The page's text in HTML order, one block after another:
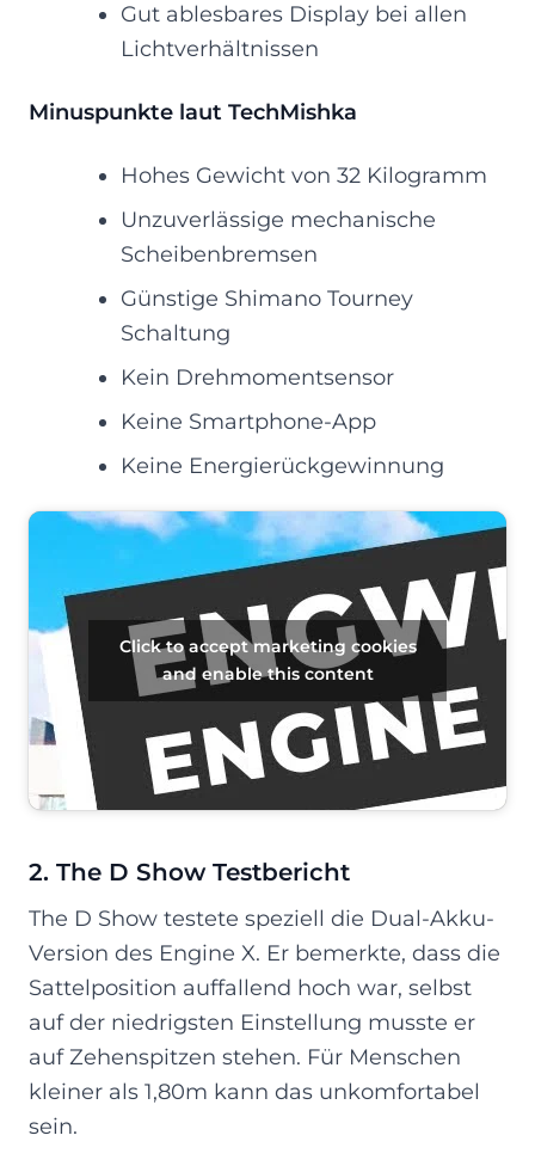
Gut ablesbares Display bei allen
Lichtverhältnissen
Minuspunkte laut TechMishka
Hohes Gewicht von 32 Kilogramm
Unzuverlässige mechanische
Scheibenbremsen
Günstige Shimano Tourney
Schaltung
Kein Drehmomentsensor
Keine Smartphone-App
Keine Energierückgewinnung
Click to accept marketing cookies
and enable this content
2. The D Show Testbericht
The D Show testete speziell die Dual-Akku-
Version des Engine X. Er bemerkte, dass die
Sattelposition auffallend hoch war, selbst
auf der niedrigsten Einstellung musste er
auf Zehenspitzen stehen. Für Menschen
kleiner als 1,80m kann das unkomfortabel
sein.